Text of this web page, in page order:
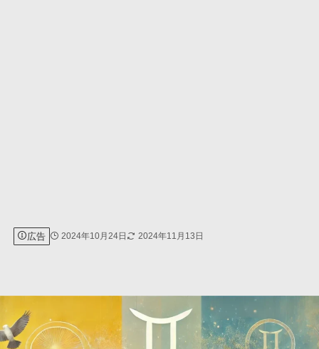
広告 2024年10月24日 2024年11月13日